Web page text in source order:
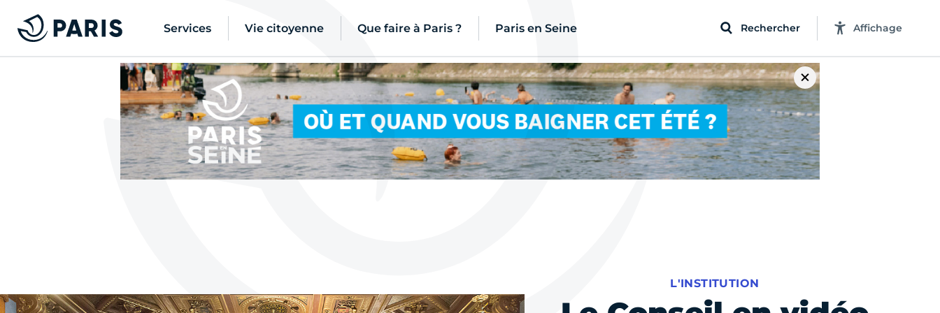
Services Vie citoyenne Que faire à Paris ? Paris en Seine Rechercher Affichage
L'INSTITUTION